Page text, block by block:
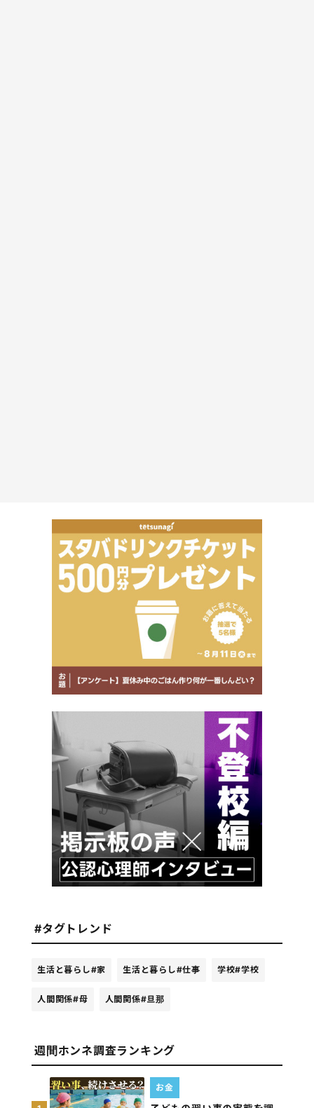
#タグトレンド
生活と暮らし#家 生活と暮らし#仕事 学校#学校
人間関係#母 人間関係#旦那
週間ホンネ調査ランキング
お金